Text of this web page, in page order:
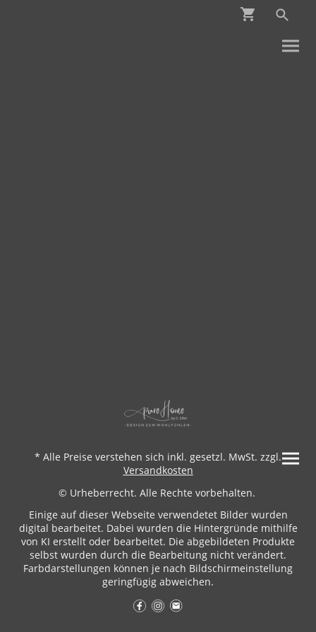
* Alle Preise verstehen sich inkl. gesetzl. MwSt. zzgl.
Versandkosten
© Urheberrecht. Alle Rechte vorbehalten.
Einige auf dieser Webseite verwendetet Bilder wurden
digital bearbeitet. Dabei wurden die Hintergründe mithilfe
von KI erstellt oder bearbeitet. Die abgebildeten Produkte
selbst wurden durch die Bearbeitung nicht verändert.
Farbdarstellungen können je nach Bildschirmeinstellung
geringfügig abweichen.